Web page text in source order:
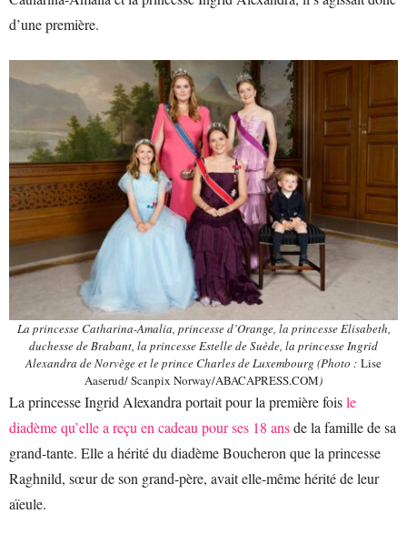
d’une première.
La princesse Catharina-Amalia, princesse d’Orange, la princesse Elisabeth,
duchesse de Brabant, la princesse Estelle de Suède, la princesse Ingrid
Alexandra de Norvège et le prince Charles de Luxembourg (Photo : Lise
Aaserud/ Scanpix Norway/ABACAPRESS.COM)
La princesse Ingrid Alexandra portait pour la première foisle
diadème qu’elle a reçu en cadeau pour ses 18 ansde la famille de sa
grand-tante. Elle a hérité du diadème Boucheron que la princesse
Raghnild, sœur de son grand-père, avait elle-même hérité de leur
aïeule.